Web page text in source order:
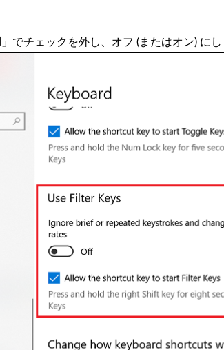
」でチェックを外し、オフ (またはオン) にし